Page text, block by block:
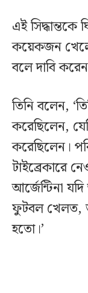
এই সিদ্ধান্তকে
কয়েকজন
বলে দাবি
তিনি বলেন,
করেছিলেন,
করেছিলেন।
টাইব্রেকারে
আর্জেন্টিনা
ফুটবল খেলত,
হতো।’